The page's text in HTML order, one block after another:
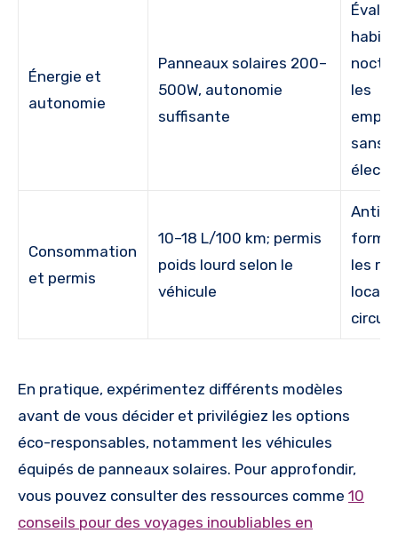
Énergie et
autonomie
Panneaux solaires 200–
500W, autonomie
suffisante
les
sans
Consommation
et permis
10–18 L/100 km; permis
poids lourd selon le
véhicule
les
En pratique, expérimentez différents modèles
avant de vous décider et privilégiez les options
éco-responsables, notamment les véhicules
équipés de panneaux solaires. Pour approfondir,
vous pouvez consulter des ressources comme 10
conseils pour des voyages inoubliables en